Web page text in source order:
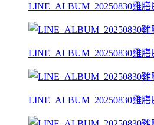
LINE_ALBUM_20250830雞膳
LINE_ALBUM_20250830雞膳
LINE_ALBUM_20250830雞膳